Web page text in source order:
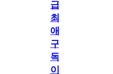
급!
최
애
구
독
이